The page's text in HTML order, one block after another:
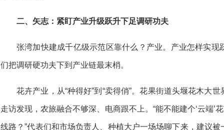
二、矢志：紧盯产业升级跃升下足调研功夫
张湾加快建成千亿级示范区靠什么？产业。产业怎样实
们把调研硬功夫下到产业链最末梢。
花卉产业，从“种得好”到“卖得俏”。花果街道头堰花木大
走访发现，农旅融合不够深、电商跟不上。“能不能建个‘云端’
线路？”代表们和市场负责人、种植大户一场场聊下来，建议